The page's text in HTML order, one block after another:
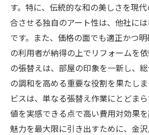
す。特に、伝統的な和の美しさを現
合させる独自のアート性は、他社に
です。また、価格の面でも適正かつ
の利用者が納得の上でリフォームを
の張替えは、部屋の印象を一新し、
の調和を高める重要な役割を果たし
ビスは、単なる張替え作業にとどま
値を実感できる点で高い費用対効果
魅力を最大限に引き出すために、金